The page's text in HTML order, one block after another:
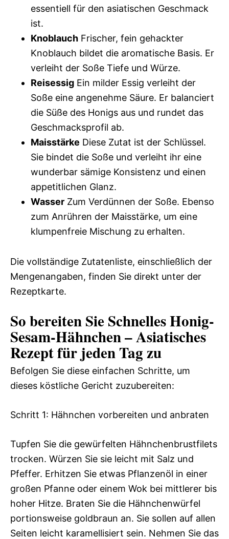
essentiell für den asiatischen Geschmack
ist.
Knoblauch Frischer, fein gehackter
Knoblauch bildet die aromatische Basis. Er
verleiht der Soße Tiefe und Würze.
Reisessig Ein milder Essig verleiht der
Soße eine angenehme Säure. Er balanciert
die Süße des Honigs aus und rundet das
Geschmacksprofil ab.
Maisstärke Diese Zutat ist der Schlüssel.
Sie bindet die Soße und verleiht ihr eine
wunderbar sämige Konsistenz und einen
appetitlichen Glanz.
Wasser Zum Verdünnen der Soße. Ebenso
zum Anrühren der Maisstärke, um eine
klumpenfreie Mischung zu erhalten.
Die vollständige Zutatenliste, einschließlich der
Mengenangaben, finden Sie direkt unter der
Rezeptkarte.
So bereiten Sie Schnelles Honig-
Sesam-Hähnchen – Asiatisches
Rezept für jeden Tag zu
Befolgen Sie diese einfachen Schritte, um
dieses köstliche Gericht zuzubereiten:
Schritt 1: Hähnchen vorbereiten und anbraten
Tupfen Sie die gewürfelten Hähnchenbrustfilets
trocken. Würzen Sie sie leicht mit Salz und
Pfeffer. Erhitzen Sie etwas Pflanzenöl in einer
großen Pfanne oder einem Wok bei mittlerer bis
hoher Hitze. Braten Sie die Hähnchenwürfel
portionsweise goldbraun an. Sie sollen auf allen
Seiten leicht karamellisiert sein. Nehmen Sie das